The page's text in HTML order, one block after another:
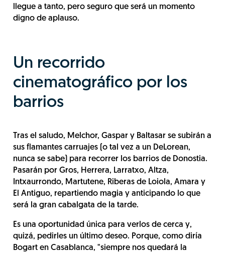
llegue a tanto, pero seguro que será un momento
digno de aplauso.
Un recorrido
cinematográfico por los
barrios
Tras el saludo, Melchor, Gaspar y Baltasar se subirán a
sus flamantes carruajes (o tal vez a un DeLorean,
nunca se sabe) para recorrer los barrios de Donostia.
Pasarán por Gros, Herrera, Larratxo, Altza,
Intxaurrondo, Martutene, Riberas de Loiola, Amara y
El Antiguo, repartiendo magia y anticipando lo que
será la gran cabalgata de la tarde.
Es una oportunidad única para verlos de cerca y,
quizá, pedirles un último deseo. Porque, como diría
Bogart en Casablanca, "siempre nos quedará la